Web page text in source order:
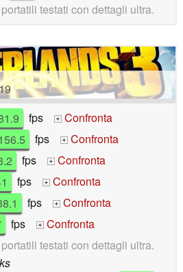
testati con dettagli ultra.
fps +
Confronta
fps +
Confronta
fps +
Confronta
fps +
Confronta
fps +
Confronta
fps +
Confronta
testati con dettagli ultra.